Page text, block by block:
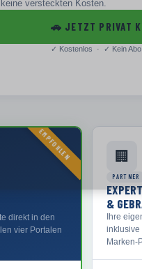
keine versteckten Kosten.
🚗 JETZT PRIVAT
✓ Kostenlos · ✓ Kein
EMPFOHLEN
direkt in den
vier Portalen
🏢
PARTNER
&
Ihre
inklusive
Marken-